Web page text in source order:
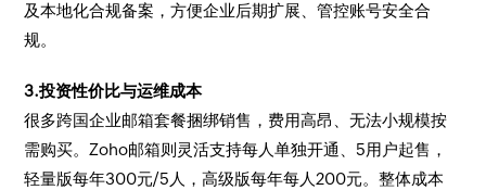
及本地化合规备案，方便企业后期扩展、管控账号安全合
规。
3.投资性价比与运维成本
很多跨国企业邮箱套餐捆绑销售，费用高昂、无法小规模按
需购买。Zoho邮箱则灵活支持每人单独开通、5用户起售，
轻量版每年300元/5人，高级版每年每人200元。整体成本